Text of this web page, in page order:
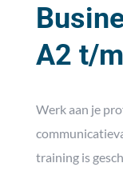
A2 t/
Werk aan je
training is